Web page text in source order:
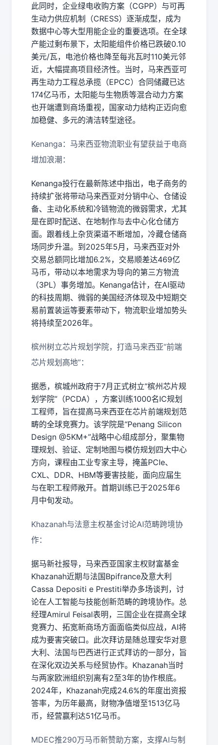
此同时，企业绿电收购方案（CGPP）与可再
生动力供应机制（CRESS）逐渐成型，成为
数据中心等大型用能企业的重要选项。在全球
产能过剩布景下，太阳能组件价格已跌破0.10
美元/瓦，电池价格也降至每兆瓦时110美元邻
近，大幅提高项目经济性。当时，马来西亚可
再生动力工程总承揽（EPCC）合同储藏已达
174亿马币，太阳能与生物质等混合动力方案
也开端遭到商场重视，国家动力结构正迈向愈
加稳健、多元的清洁转型途径。
Kenanga：马来西亚物流职业有望获益于电商
增加浪潮：
Kenanga投行在最新陈述中指出，电子商务的
持续扩张将带动马来西亚对分销中心、仓储设
备、主动化系统和冷链物流的微弱需求，尤其
是在即时配送、在地制作与去中心化仓储方
面。跟着线上杂货渠道不断增加，冷藏仓储商
场同步升温。到2025年5月，马来西亚对外
交易总额同比增加6.2%，交易顺差达469亿
马币，带动以本地需求为导向的第三方物流
（3PL）事务增加。Kenanga估计，在AI驱动
的科技周期、微弱的美国经济体现及中短期交
易前置装运等要素带动下，物流职业增加势头
将持续至2026年。
槟州树立芯片规划学院，打造马来西亚“前端
芯片规划高地”：
据悉，槟城州政府于7月正式树立“槟州芯片规
划学院”（PCDA），方案训练1000名IC规划
工程师，旨在提高马来西亚在芯片前端规划范
畴的全球竞赛力。该学院是“Penang Silicon
Design @5KM+”战略中心组成部分，聚集物
理规划、验证、定制地图与模仿规划四大中心
方向，课程由工业专家主导，掩盖PCIe、
CXL、DDR、HBM等要害技能，面向应届生
与在职工程师敞开。首期训练已于2025年6
月中旬发动。
Khazanah与法意主权基金讨论AI范畴跨境协
作：
据马新社报导，马来西亚国家主权财富基金
Khazanah近期与法国Bpifrance及意大利
Cassa Depositi e Prestiti举办多场谈判，讨
论在人工智能与技能创新范畴的跨境协作。总
经理Amirul Feisal表明，三国企业在提高全球
竞赛力、拓宽新商场方面面临类似应战，AI将
成为要害突破口。此次拜访是随总理安华对意
大利、法国与巴西进行正式拜访的一部分，旨
在深化双边关系与经贸协作。Khazanah当时
与两家欧洲组织别离有2至3年的协作根底。
2024年，Khazanah完成24.6%的年度出资报
答率，为历年最高，财物净值增至1513亿马
币，经营赢利达51亿马币。
MDEC推290万马币新赞助方案，支撑AI与制